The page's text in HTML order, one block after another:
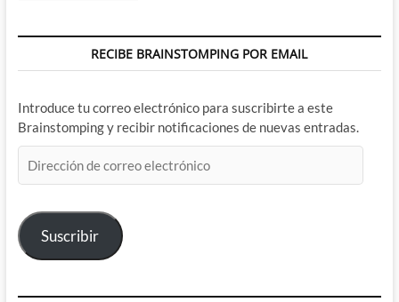
RECIBE BRAINSTOMPING POR EMAIL
Introduce tu correo electrónico para suscribirte a este
Brainstomping y recibir notificaciones de nuevas entradas.
de
electrónico
Suscribir